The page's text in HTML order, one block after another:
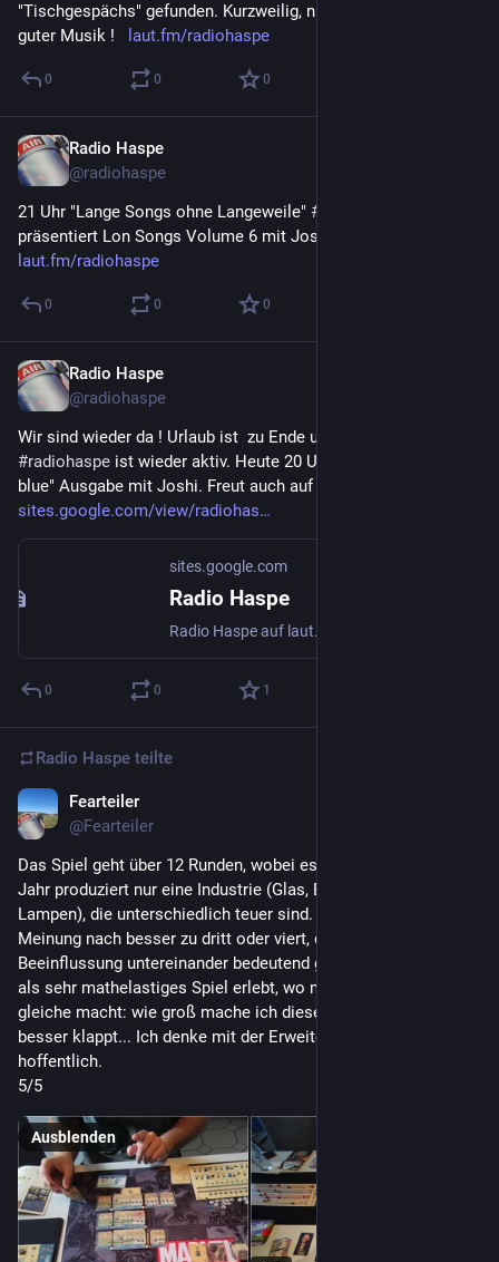
"Tischgespächs" gefunden. Kurzweilig, nicht perfekt aber mit
guter Musik !
laut.fm/radiohaspe
0 0 0
Radio Haspe
@radiohaspe
21 Uhr "Lange Songs ohne Langeweile" #
präsentiert Lon Songs Volume 6 mit Joshi.
laut.fm/radiohaspe
0 0 0
Radio Haspe
@radiohaspe
#radiohaspe ist wieder aktiv. Heute 20 Uhr die neueste "Hot &
blue" Ausgabe mit Joshi. Freut auch auf die Nuummer 20 !
sites.google.com/view/radiohas
sites.google.com
Radio Haspe
0 0 1
Radio Haspe teilte
Fearteiler
@Fearteiler
Das Spiel geht über 12 Runden, wobei es drei "Jahre" gibt. Pro
Jahr produziert nur eine Industrie (Glas, Besteck, Kleidung und
Lampen), die unterschiedlich teuer sind. Es ist meiner
Meinung nach besser zu dritt oder viert, da so die
Beeinflussung untereinander bedeutend größer ist. Ich habe es
als sehr mathelastiges Spiel erlebt, wo man doch oft das
gleiche macht: wie groß mache ich diesen Teil, damit das
besser klappt... Ich denke mit der Erweiterung wird's besser -
hoffentlich.
5/5
Ausblenden